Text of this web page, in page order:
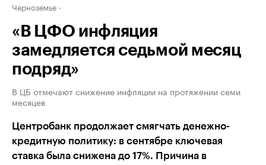
Черноземье
«В ЦФО инфляция
замедляется седьмой месяц
подряд»
В ЦБ отмечают снижение инфляции на протяжении семи
месяцев
Центробанк продолжает смягчать денежно-
кредитную политику: в сентябре ключевая
ставка была снижена до 17%. Причина в